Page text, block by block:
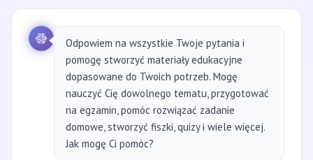
Odpowiem na wszystkie Twoje pytania i
pomogę stworzyć materiały edukacyjne
dopasowane do Twoich potrzeb. Mogę
nauczyć Cię dowolnego tematu, przygotować
na egzamin, pomóc rozwiązać zadanie
domowe, stworzyć fiszki, quizy i wiele więcej.
Jak mogę Ci pomóc?